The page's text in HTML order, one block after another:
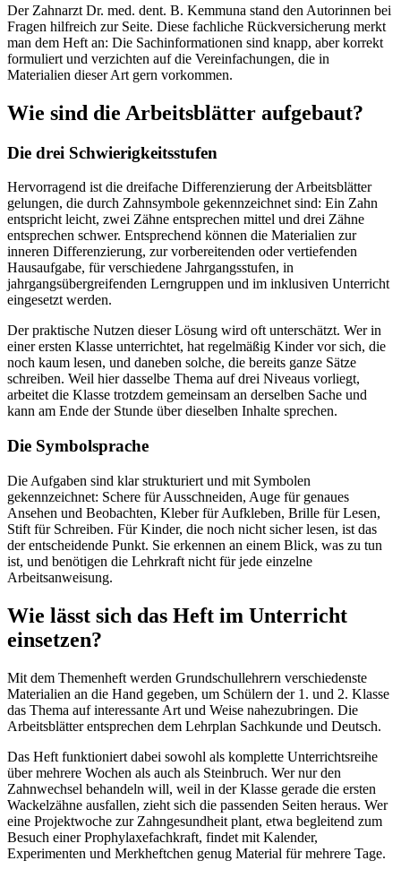
Der Zahnarzt Dr. med. dent. B. Kemmuna stand den Autorinnen bei
Fragen hilfreich zur Seite. Diese fachliche Rückversicherung merkt
man dem Heft an: Die Sachinformationen sind knapp, aber korrekt
formuliert und verzichten auf die Vereinfachungen, die in
Materialien dieser Art gern vorkommen.
Wie sind die Arbeitsblätter aufgebaut?
Die drei Schwierigkeitsstufen
Hervorragend ist die dreifache Differenzierung der Arbeitsblätter
gelungen, die durch Zahnsymbole gekennzeichnet sind: Ein Zahn
entspricht leicht, zwei Zähne entsprechen mittel und drei Zähne
entsprechen schwer. Entsprechend können die Materialien zur
inneren Differenzierung, zur vorbereitenden oder vertiefenden
Hausaufgabe, für verschiedene Jahrgangsstufen, in
jahrgangsübergreifenden Lerngruppen und im inklusiven Unterricht
eingesetzt werden.
Der praktische Nutzen dieser Lösung wird oft unterschätzt. Wer in
einer ersten Klasse unterrichtet, hat regelmäßig Kinder vor sich, die
noch kaum lesen, und daneben solche, die bereits ganze Sätze
schreiben. Weil hier dasselbe Thema auf drei Niveaus vorliegt,
arbeitet die Klasse trotzdem gemeinsam an derselben Sache und
kann am Ende der Stunde über dieselben Inhalte sprechen.
Die Symbolsprache
Die Aufgaben sind klar strukturiert und mit Symbolen
gekennzeichnet: Schere für Ausschneiden, Auge für genaues
Ansehen und Beobachten, Kleber für Aufkleben, Brille für Lesen,
Stift für Schreiben. Für Kinder, die noch nicht sicher lesen, ist das
der entscheidende Punkt. Sie erkennen an einem Blick, was zu tun
ist, und benötigen die Lehrkraft nicht für jede einzelne
Arbeitsanweisung.
Wie lässt sich das Heft im Unterricht
einsetzen?
Mit dem Themenheft werden Grundschullehrern verschiedenste
Materialien an die Hand gegeben, um Schülern der 1. und 2. Klasse
das Thema auf interessante Art und Weise nahezubringen. Die
Arbeitsblätter entsprechen dem Lehrplan Sachkunde und Deutsch.
Das Heft funktioniert dabei sowohl als komplette Unterrichtsreihe
über mehrere Wochen als auch als Steinbruch. Wer nur den
Zahnwechsel behandeln will, weil in der Klasse gerade die ersten
Wackelzähne ausfallen, zieht sich die passenden Seiten heraus. Wer
eine Projektwoche zur Zahngesundheit plant, etwa begleitend zum
Besuch einer Prophylaxefachkraft, findet mit Kalender,
Experimenten und Merkheftchen genug Material für mehrere Tage.